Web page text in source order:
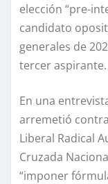
elección “pre-
candidato
generales de
tercer aspirante.
En una
arremetió
Liberal Radical
Cruzada
“imponer